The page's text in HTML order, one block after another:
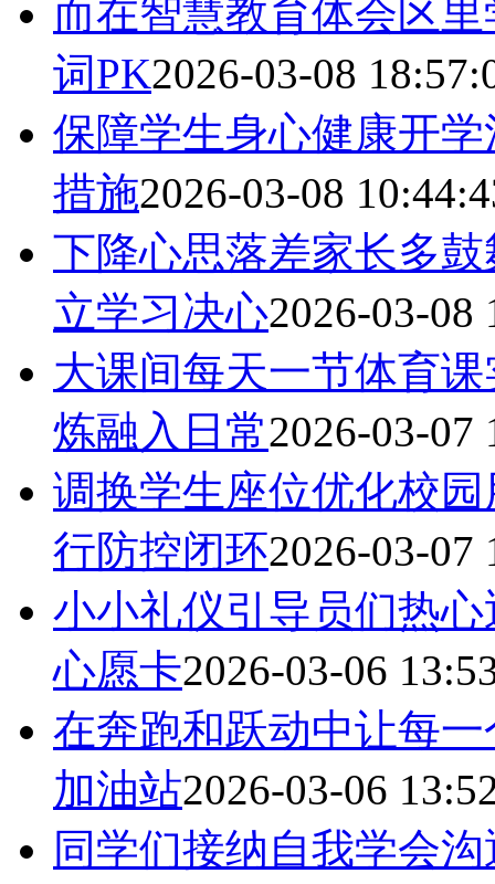
而在智慧教育体会区
词PK2026-03-08
保障学生身心健康开
措施2026-03-08
下降心思落差家长多
立学习决心2026-03-08
大课间每天一节体育
炼融入日常2026-03-07
调换学生座位优化校
行防控闭环2026-03-07
小小礼仪引导员们热
心愿卡2026-03-06
在奔跑和跃动中让每
加油站2026-03-06
同学们接纳自我学会